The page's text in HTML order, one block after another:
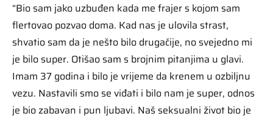
“Bio sam jako uzbuđen kada me frajer s kojom sam
flertovao pozvao doma. Kad nas je ulovila strast,
shvatio sam da je nešto bilo drugačije, no svejedno mi
je bilo super. Otišao sam s brojnim pitanjima u glavi.
Imam 37 godina i bilo je vrijeme da krenem u ozbiljnu
vezu. Nastavili smo se viđati i bilo nam je super, odnos
je bio zabavan i pun ljubavi. Naš seksualni život bio je